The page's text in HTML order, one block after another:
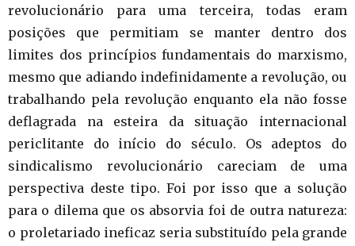
revolucionário para uma terceira, todas eram
posições que permitiam se manter dentro dos
limites dos princípios fundamentais do marxismo,
mesmo que adiando indefinidamente a revolução, ou
trabalhando pela revolução enquanto ela não fosse
deflagrada na esteira da situação internacional
periclitante do início do século. Os adeptos do
sindicalismo revolucionário careciam de uma
perspectiva deste tipo. Foi por isso que a solução
para o dilema que os absorvia foi de outra natureza:
o proletariado ineficaz seria substituído pela grande